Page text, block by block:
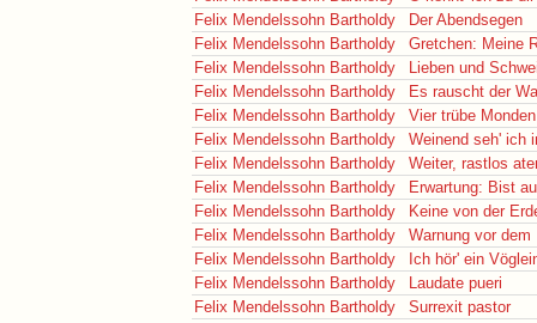
Felix Mendelssohn Bartholdy
Der Abendsegen
Felix Mendelssohn Bartholdy
Gretchen: Meine
Felix Mendelssohn Bartholdy
Lieben und
Felix Mendelssohn Bartholdy
Es rauscht der
Felix Mendelssohn Bartholdy
Vier trübe
Felix Mendelssohn Bartholdy
Weinend seh' ich
Felix Mendelssohn Bartholdy
Weiter, rastlos
Felix Mendelssohn Bartholdy
Erwartung: Bist
Felix Mendelssohn Bartholdy
Keine von der
Felix Mendelssohn Bartholdy
Warnung vor dem
Felix Mendelssohn Bartholdy
Ich hör' ein
Felix Mendelssohn Bartholdy
Laudate pueri
Felix Mendelssohn Bartholdy
Surrexit pastor